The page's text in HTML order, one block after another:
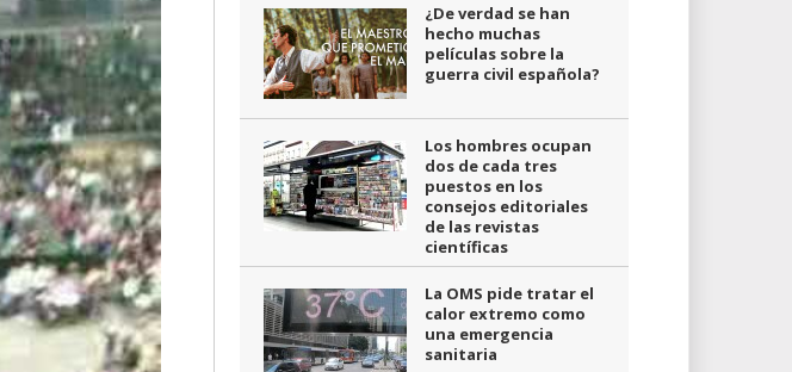
¿De verdad se han
hecho muchas
películas sobre la
guerra civil española?
Los hombres ocupan
dos de cada tres
puestos en los
consejos editoriales
de las revistas
científicas
La OMS pide tratar el
calor extremo como
una emergencia
sanitaria